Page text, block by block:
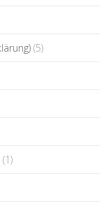
(5)
(1)